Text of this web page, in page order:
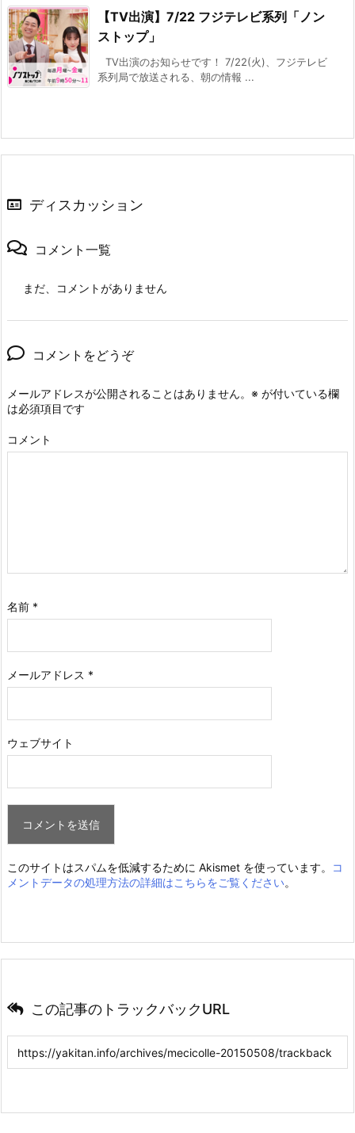
【TV出演】7/22 フジテレビ系列「ノン
ストップ」
TV出演のお知らせです！ 7/22(火)、フジテレビ
系列局で放送される、朝の情報 ...
ディスカッション
コメント一覧
まだ、コメントがありません
コメントをどうぞ
メールアドレスが公開されることはありません。 ※ が付いている欄
は必須項目です
コメント
名前 *
メールアドレス *
ウェブサイト
このサイトはスパムを低減するために Akismet を使っています。
コ
メントデータの処理方法の詳細はこちらをご覧ください。
この記事のトラックバックURL